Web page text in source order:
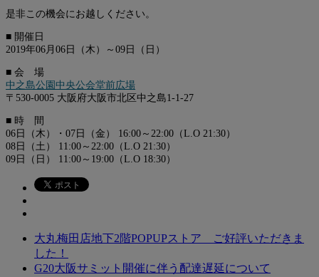
是非この機会にお越しください。
■ 開催日
2019年06月06日（木）～09日（日）
■ 会 場
中之島公園中央公会堂前広場
〒530-0005 大阪府大阪市北区中之島1-1-27
■ 時 間
06日（木）・07日（金） 16:00～22:00（L.O 21:30）
08日（土） 11:00～22:00（L.O 21:30）
09日（日） 11:00～19:00（L.O 18:30）
大丸梅田店地下2階POPUPストア ご好評いただきま
した！
G20大阪サミット開催に伴う配達遅延について